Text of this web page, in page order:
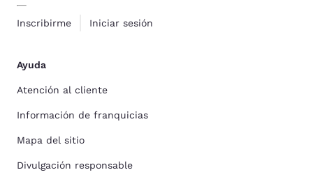
Inscribirme Iniciar sesión
Ayuda
Atención al cliente
Información de franquicias
Mapa del sitio
Divulgación responsable